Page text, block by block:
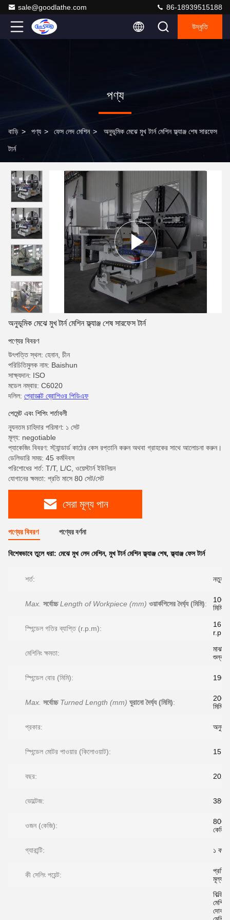
sale@goodlathe.com 86-18939515188
উদ্ধৃতি
পণ্য
বাড়ি > পণ্য > ফেস লেদ মেশিন > অনুভূমিক মেঝে মুখ টার্ন মেশিন ফ্ল্যাঞ্জ শেষ সারফেস
টার্ন
অনুভূমিক মেঝে মুখ টার্ন মেশিন ফ্ল্যাঞ্জ শেষ সারফেস টার্ন
পণ্যের বিবরণ
উৎপত্তি স্থল: হেনান, চীন
পরিচিতিমুলক নাম: Baishun
সাক্ষ্যদান: ISO
মডেল নম্বার: C6020
দলিল: প্রোডাক্ট ব্রোশিওর পিডিএফ
পেমেন্ট এবং শিপিং শর্তাবলী
ন্যূনতম চাহিদার পরিমাণ: ১ সেট
মূল্য: negotiable
প্যাকেজিং বিবরণ: স্ট্যান্ডার্ড কাঠের কেস রপ্তানি করুন অথবা গ্রাহকের সাথে আলোচনা করুন।
ডেলিভারি সময়: 45 কর্মদিবস
পরিশোধের শর্ত: T/T, L/C, ওয়েস্টার্ন ইউনিয়ন
যোগানের ক্ষমতা: প্রতি মাসে 80 সেট/সেট
সেরা মূল্য পান
পণ্যের বিবরণ পণ্যের বর্ণনা
বিশেষভাবে তুলে ধরা: মেঝে মুখ লেদ মেশিন, মুখ টার্ন মেশিন ফ্ল্যাঞ্জ শেষ,ফ্ল্যাঞ্জ ফেস টার্ন
শর্ত: নতুন
Max. সর্বোচ্চ Length of Workpiece (mm) ওয়ার্কপিসের দৈর্ঘ্য (মিমি):
1000
মিমি
স্পিন্ডেল গতির ব্যাপ্তি (r.p.m):
16 -
মেশিনিং ক্ষমতা:
মাঝারি
শুল্ক
স্পিন্ডেল বোর (মিমি): 190
Max. সর্বোচ্চ Turned Length (mm) ঘুরানো দৈর্ঘ্য (মিমি):
2000
মিমি
প্রকার:
স্পিন্ডেল মোটর পাওয়ার (কিলোওয়াট): 15
বছর: 2023
ভোল্টেজ: 380v
ওজন (কেজি):
8000
কেজি
গ্যারান্টি: ১ বছর
কী সেলিং পয়েন্ট:
মূল্য
বিল্ডিং
দোকান,